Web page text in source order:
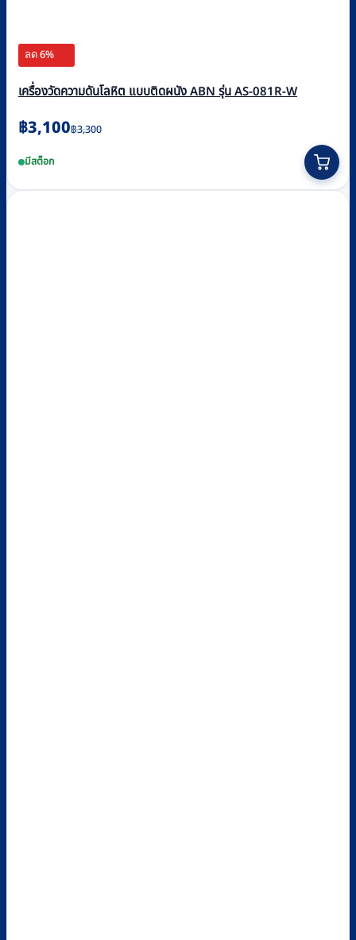
ลด 6%
เครื่องวัดความดันโลหิต แบบติดผนัง ABN รุ่น AS-081R-W
฿3,300
Original
was:
฿3,300.
฿3,100
Current
is:
฿3,100.
มีสต็อก